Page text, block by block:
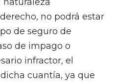
no podrá estar
de seguro de
de impago o
infractor, el
cuantía, ya que